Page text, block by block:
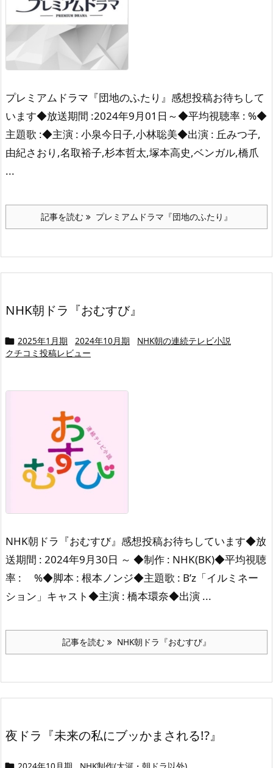
プレミアムドラマ『団地のふたり』感想投稿お待ちして
います◆放送期間 :2024年9月01日～◆平均視聴率 : %◆
主題歌 :◆主演 : 小泉今日子,小林聡美◆出演 : 丘みつ子,
由紀さおり,名取裕子,杉本哲太,塚本高史,ベンガル,橋爪
...
記事を読む プレミアムドラマ『団地のふたり』
NHK朝ドラ『おむすび』
 2025年1月期 2024年10月期
NHK朝の連続テレビ小説
クチコミ投稿レビュー
NHK朝ドラ『おむすび』感想投稿お待ちしています◆放
送期間 : 2024年9月30日 ～ ◆制作 : NHK(BK)◆平均視聴
率 : %◆脚本 : 根本ノンジ◆主題歌 : B’z「イルミネー
ション」キャスト◆主演 : 橋本環奈◆出演 ...
記事を読む NHK朝ドラ『おむすび』
夜ドラ『未来の私にブッかまされる!?』